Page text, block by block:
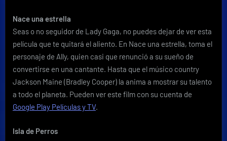
Nace una estrella
Seas o no seguidor de Lady Gaga, no puedes dejar de ver esta
película que te quitará el aliento. En Nace una estrella, toma el
personaje de Ally, quien casi que renunció a su sueño de
convertirse en una cantante. Hasta que el músico country
Jackson Maine (Bradley Cooper) la anima a mostrar su talento
a todo el planeta. Pueden ver este film con su cuenta de
Google Play Películas y TV.
Isla de Perros